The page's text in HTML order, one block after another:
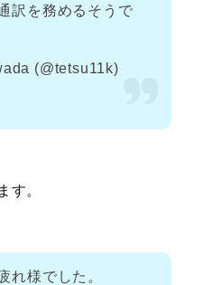
訳を務めるそうで
(@tetsu11k)
す。
れ様でした。